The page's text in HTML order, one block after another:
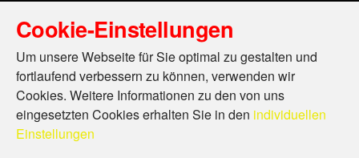
Cookie-Einstellungen
Um unsere Webseite für Sie optimal zu gestalten und
fortlaufend verbessern zu können, verwenden wir
Cookies. Weitere Informationen zu den von uns
eingesetzten Cookies erhalten Sie in den individuellen
Einstellungen